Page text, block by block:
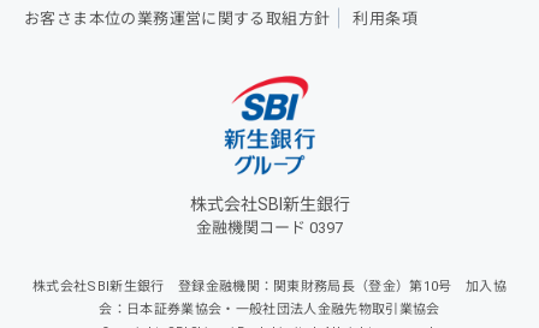
お客さま本位の業務運営に関する取組方針 利用条項
株式会社SBI新生銀行
金融機関コード 0397
株式会社SBI新生銀行 登録金融機関：関東財務局長（登金）第10号 加入協
会：日本証券業協会・一般社団法人金融先物取引業協会